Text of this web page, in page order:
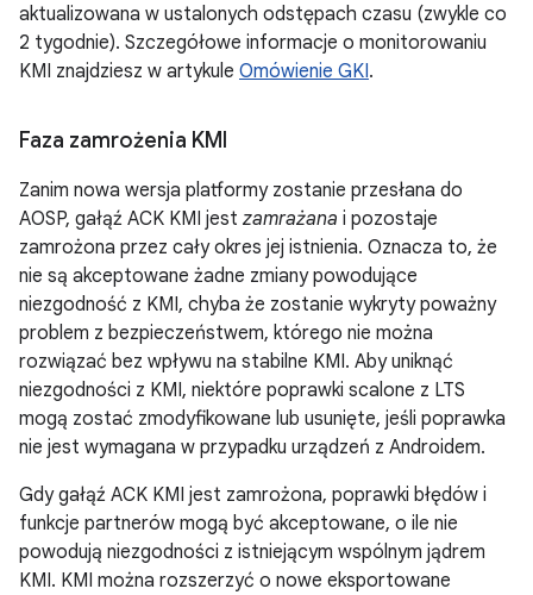
aktualizowana w ustalonych odstępach czasu (zwykle co
2 tygodnie). Szczegółowe informacje o monitorowaniu
KMI znajdziesz w artykule Omówienie GKI.
Faza zamrożenia KMI
Zanim nowa wersja platformy zostanie przesłana do
AOSP, gałąź ACK KMI jest zamrażana i pozostaje
zamrożona przez cały okres jej istnienia. Oznacza to, że
nie są akceptowane żadne zmiany powodujące
niezgodność z KMI, chyba że zostanie wykryty poważny
problem z bezpieczeństwem, którego nie można
rozwiązać bez wpływu na stabilne KMI. Aby uniknąć
niezgodności z KMI, niektóre poprawki scalone z LTS
mogą zostać zmodyfikowane lub usunięte, jeśli poprawka
nie jest wymagana w przypadku urządzeń z Androidem.
Gdy gałąź ACK KMI jest zamrożona, poprawki błędów i
funkcje partnerów mogą być akceptowane, o ile nie
powodują niezgodności z istniejącym wspólnym jądrem
KMI. KMI można rozszerzyć o nowe eksportowane